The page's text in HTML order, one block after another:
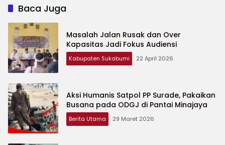
Baca Juga
Masalah Jalan Rusak dan Over
Kapasitas Jadi Fokus Audiensi
Kabupaten Sukabumi 22 April 2026
Aksi Humanis Satpol PP Surade, Pakaikan
Busana pada ODGJ di Pantai Minajaya
Berita Utama 29 Maret 2026